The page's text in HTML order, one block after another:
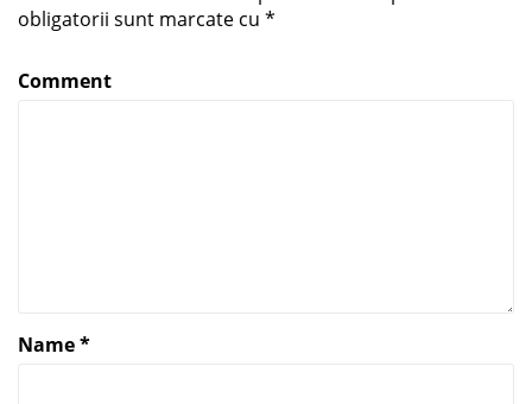
obligatorii sunt marcate cu *
Comment
Name*